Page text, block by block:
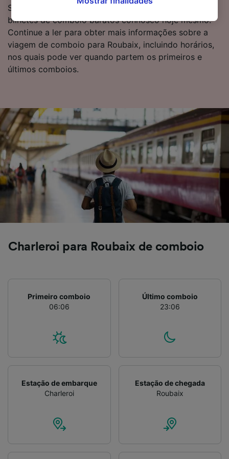
Se estiver pronto para reservar, comece a pesquisar
bilhetes de comboio baratos connosco hoje mesmo.
Continue a ler para obter mais informações sobre a
viagem de comboio para Roubaix, incluindo horários,
nos quais pode ver quando partem os primeiros e
últimos comboios.
Charleroi para Roubaix de comboio
Primeiro comboio
06:06
Último comboio
23:06
Estação de embarque
Charleroi
Estação de chegada
Roubaix
política de privacidade. Estas escolhas serão
sinalizadas aos nossos parceiros e não
afetarão os dados de navegação. Seus dados
não serão utilizados para fins de rastreamento
se você tiver pedido para não ser rastreado.
dados para fornecer:
Usar dados exatos de geolocalização.
Verificar ativamente as características do
dispositivo para identificação. Armazenar e/ou
acessar informações em um dispositivo.
Publicidade e conteúdo personalizados,
medição de publicidade e conteúdo, pesquisa
de público e desenvolvimento de serviços..
Lista de parceiros (fornecedores)